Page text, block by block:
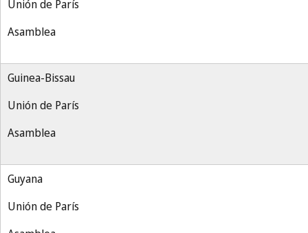
Unión de París
Asamblea
Guinea-Bissau
Unión de París
Asamblea
Guyana
Unión de París